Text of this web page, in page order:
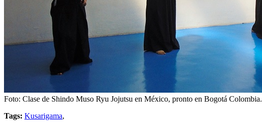
Foto: Clase de Shindo Muso Ryu Jojutsu en México, pronto en Bogotá Colombia.
Tags: Kusarigama,